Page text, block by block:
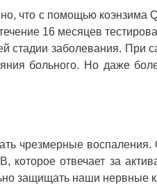
что с помощью коэнзима
16 месяцев
стадии заболевания. При
больного. Но даже
чрезмерные
которое отвечает за
защищать наши нервные